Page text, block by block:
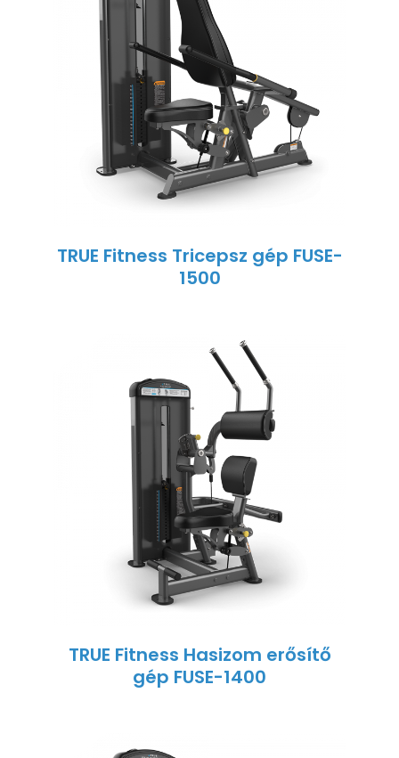
TRUE Fitness Tricepsz gép FUSE-
1500
TRUE Fitness Hasizom erősítő
gép FUSE-1400